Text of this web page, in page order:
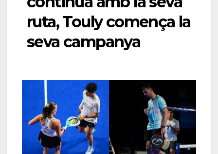
ruta, Touly comença la
seva campanya